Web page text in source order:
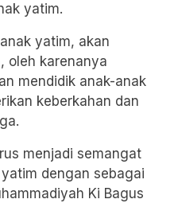
yatim.
yatim, akan
oleh karenanya
mendidik anak-anak
keberkahan dan
menjadi semangat
dengan sebagai
Ki Bagus